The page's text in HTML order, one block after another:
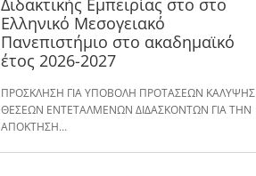
Ελληνικό Μεσογειακό
Πανεπιστήμιο στο ακαδημαϊκό
έτος 2026-2027
ΠΡΟΣΚΛΗΣΗ ΓΙΑ ΥΠΟΒΟΛΗ ΠΡΟΤΑΣΕΩΝ ΚΑΛΥΨΗΣ
ΘΕΣΕΩΝ ΕΝΤΕΤΑΛΜΕΝΩΝ ΔΙΔΑΣΚΟΝΤΩΝ ΓΙΑ ΤΗΝ
ΑΠΟΚΤΗΣΗ…